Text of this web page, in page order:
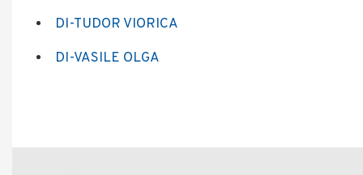
DI-TUDOR VIORICA
DI-VASILE OLGA